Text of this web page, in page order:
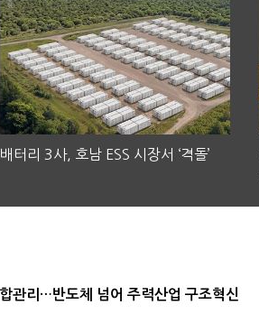
배터리 3사, 호남 ESS 시장서 ‘격돌’
관리…반도체 넘어 주력산업 구조혁신